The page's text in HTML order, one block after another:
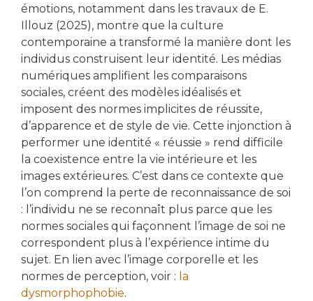
émotions, notamment dans les travaux de E.
Illouz (2025), montre que la culture
contemporaine a transformé la manière dont les
individus construisent leur identité. Les médias
numériques amplifient les comparaisons
sociales, créent des modèles idéalisés et
imposent des normes implicites de réussite,
d’apparence et de style de vie. Cette injonction à
performer une identité « réussie » rend difficile
la coexistence entre la vie intérieure et les
images extérieures. C’est dans ce contexte que
l’on comprend la perte de reconnaissance de soi
: l’individu ne se reconnaît plus parce que les
normes sociales qui façonnent l’image de soi ne
correspondent plus à l’expérience intime du
sujet. En lien avec l’image corporelle et les
normes de perception, voir : la
dysmorphophobie.